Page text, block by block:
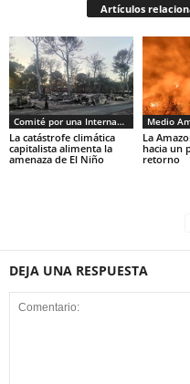
Artículos
Comité por una Internacional de los Trabajadores - CIT
La catástrofe climática
capitalista alimenta la
amenaza de El Niño
La
hacia un
retorno
DEJA UNA RESPUESTA